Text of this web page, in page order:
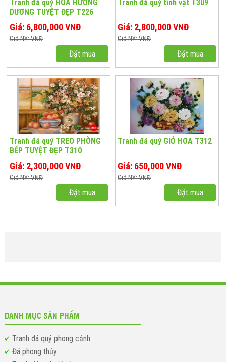
Tranh đá quý HOA HƯỚNG
DƯƠNG TUYỆT ĐẸP T226
Giá: 6,800,000 VNĐ
Giá NY: VNĐ
Đặt mua
Tranh đá quý tĩnh vật T309
Giá: 2,800,000 VNĐ
Giá NY: VNĐ
Đặt mua
Tranh đá quý TREO PHÒNG
BẾP TUYỆT ĐẸP T310
Giá: 2,300,000 VNĐ
Giá NY: VNĐ
Đặt mua
Tranh đá quý GIỎ HOA T312
Giá: 650,000 VNĐ
Giá NY: VNĐ
Đặt mua
DANH MỤC SẢN PHẨM
Tranh đá quý phong cảnh
Đá phong thủy